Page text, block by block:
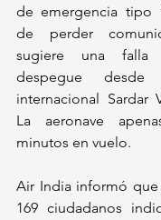
de emergencia tipo
de perder
sugiere una
despegue
internacional Sardar
La aeronave
minutos en vuelo.
Air India informó
169 ciudadanos